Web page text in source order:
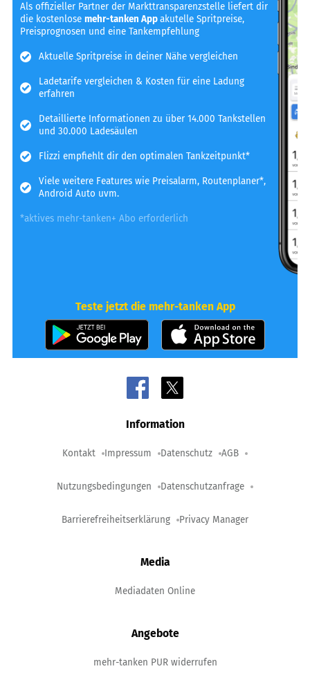
Als offizieller Partner der Markttransparenzstelle liefert dir
die kostenlosemehr-tanken Appakutelle Spritpreise,
Preisprognosen und eine Tankempfehlung
Aktuelle Spritpreise in deiner Nähe vergleichen
Ladetarife vergleichen & Kosten für eine Ladung
erfahren
Detaillierte Informationen zu über 14.000 Tankstellen
und 30.000 Ladesäulen
Flizzi empfiehlt dir den optimalen Tankzeitpunkt*
Viele weitere Features wie Preisalarm, Routenplaner*,
Android Auto uvm.
*aktives mehr-tanken+ Abo erforderlich
Teste jetzt die mehr-tanken App
Information
Kontakt Impressum Datenschutz AGB
Nutzungsbedingungen Datenschutzanfrage
Barrierefreiheitserklärung Privacy Manager
Media
Mediadaten Online
Angebote
mehr-tanken PUR widerrufen